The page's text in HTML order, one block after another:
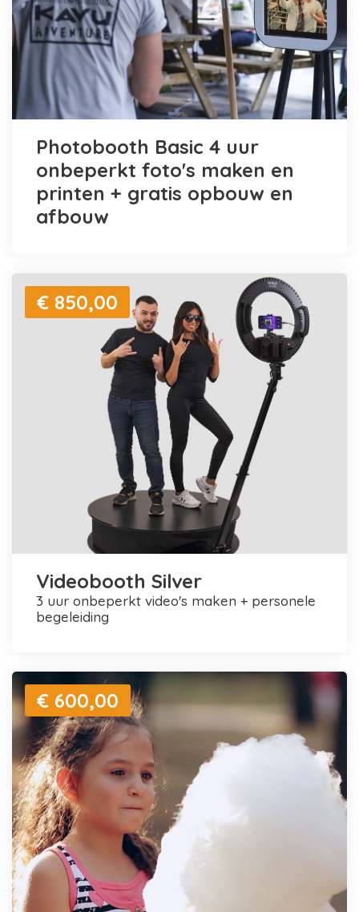
Photobooth Basic 4 uur
onbeperkt foto's maken en
printen + gratis opbouw en
afbouw
€ 850,00
Videobooth Silver
3 uur onbeperkt video's maken + personele
begeleiding
€ 600,00